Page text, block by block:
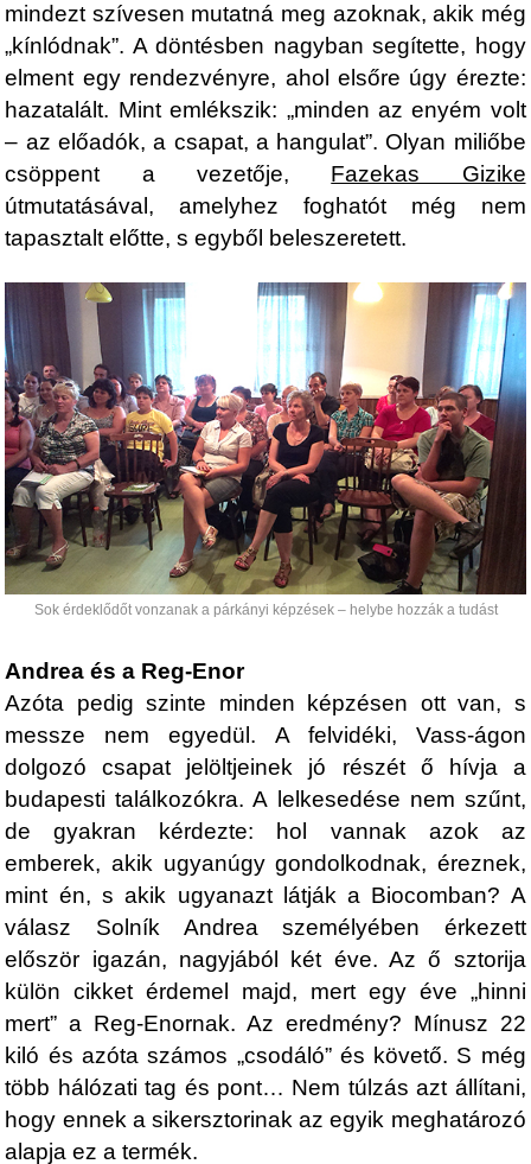
mindezt szívesen mutatná meg azoknak, akik még
„kínlódnak”. A döntésben nagyban segítette, hogy
elment egy rendezvényre, ahol elsőre úgy érezte:
hazatalált. Mint emlékszik: „minden az enyém volt
– az előadók, a csapat, a hangulat”. Olyan miliőbe
csöppent a vezetője, Fazekas Gizike
útmutatásával, amelyhez foghatót még nem
tapasztalt előtte, s egyből beleszeretett.
Sok érdeklődőt vonzanak a párkányi képzések – helybe hozzák a tudást
Andrea és a Reg-Enor
Azóta pedig szinte minden képzésen ott van, s
messze nem egyedül. A felvidéki, Vass-ágon
dolgozó csapat jelöltjeinek jó részét ő hívja a
budapesti találkozókra. A lelkesedése nem szűnt,
de gyakran kérdezte: hol vannak azok az
emberek, akik ugyanúgy gondolkodnak, éreznek,
mint én, s akik ugyanazt látják a Biocomban? A
válasz Solník Andrea személyében érkezett
először igazán, nagyjából két éve. Az ő sztorija
külön cikket érdemel majd, mert egy éve „hinni
mert” a Reg-Enornak. Az eredmény? Mínusz 22
kiló és azóta számos „csodáló” és követő. S még
több hálózati tag és pont… Nem túlzás azt állítani,
hogy ennek a sikersztorinak az egyik meghatározó
alapja ez a termék.